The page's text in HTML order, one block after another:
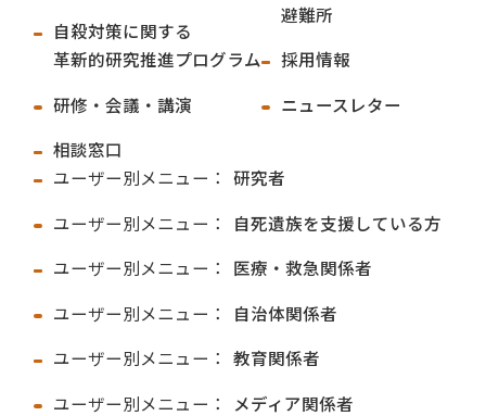
自殺対策に関する
革新的研究推進プログラム
研修・会議・講演
相談窓口
避難所
採用情報
ニュースレター
ユーザー別メニュー： 研究者
ユーザー別メニュー：
自死遺族を支援している方
ユーザー別メニュー：
医療・救急関係者
ユーザー別メニュー：
自治体関係者
ユーザー別メニュー： 教育関係者
ユーザー別メニュー：
メディア関係者